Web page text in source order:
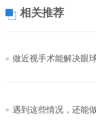
相关推荐
做近视手术能解决眼
遇到这些情况，还能